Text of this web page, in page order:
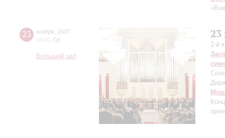
23 ноября
1927
20:00 Ср
Большой зал
23
2-й